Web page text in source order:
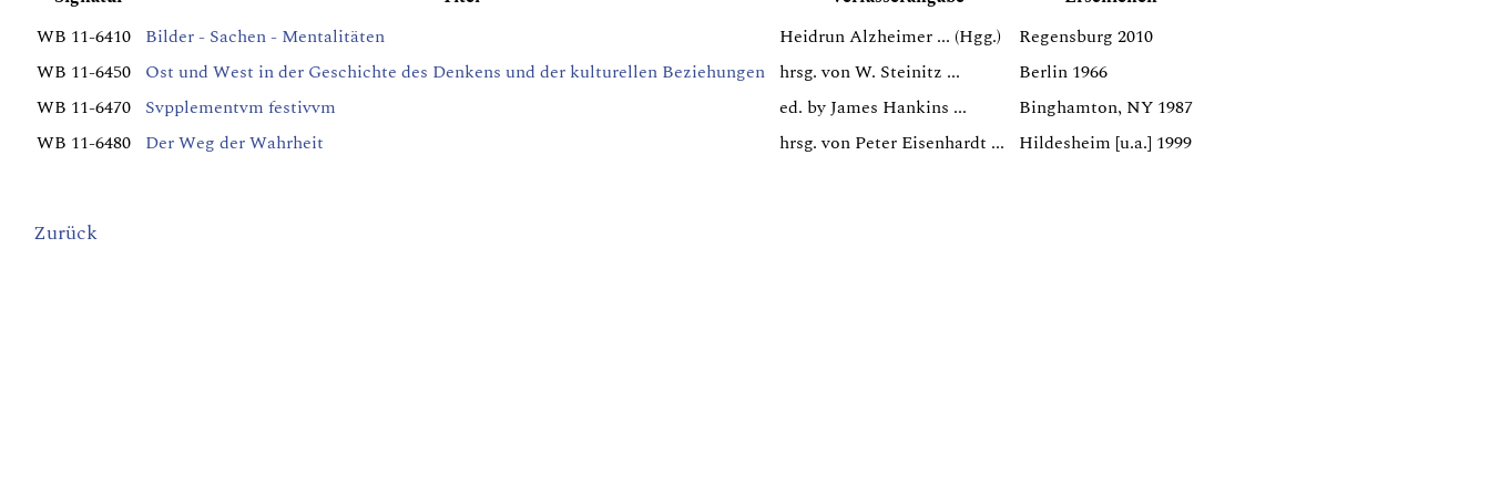
WB 11-6410 Bilder - Sachen - Mentalitäten Heidrun Alzheimer ... (Hgg.)
Regensburg 2010
WB 11-6450 Ost und West in der Geschichte des Denkens und der kulturellen Beziehungen hrsg. von W. Steinitz ...
Berlin 1966
WB 11-6470 Svpplementvm festivvm ed. by James Hankins ...
Binghamton, NY 1987
WB 11-6480 Der Weg der Wahrheit hrsg. von Peter Eisenhardt ... Hildesheim [u.a.] 1999
Zurück